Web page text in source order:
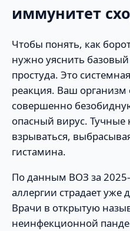
иммунитет
Чтобы понять, как
нужно уяснить
простуда. Это
реакция. Ваш
совершенно
опасный вирус. Тучные
взрываться,
гистамина.
По данным ВОЗ за
аллергии страдает уже
Врачи в открытую
неинфекционной